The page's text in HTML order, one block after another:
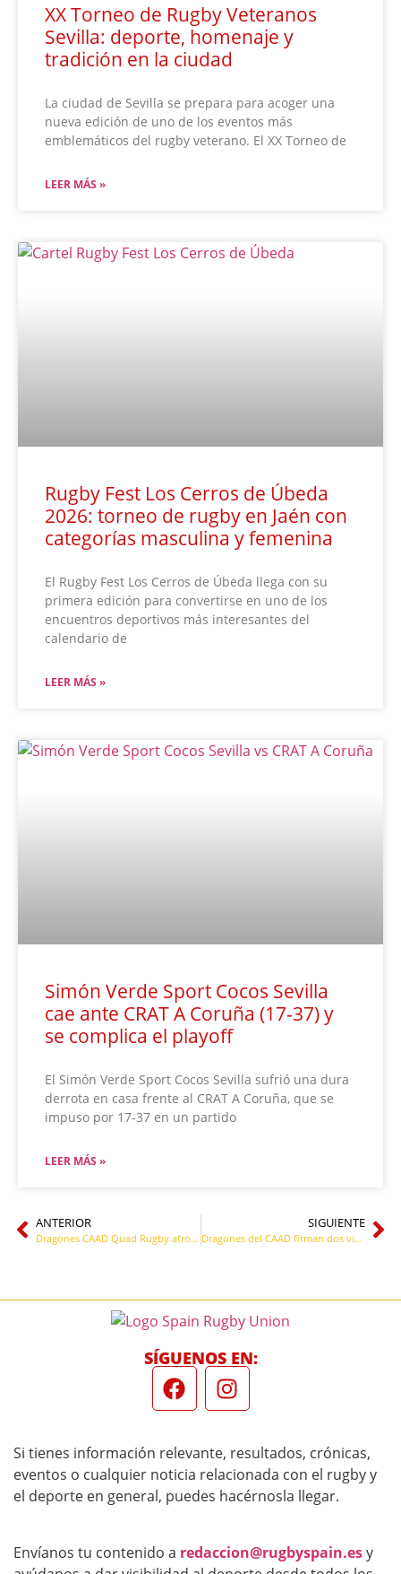
XX Torneo de Rugby Veteranos
Sevilla: deporte, homenaje y
tradición en la ciudad
La ciudad de Sevilla se prepara para acoger una
nueva edición de uno de los eventos más
emblemáticos del rugby veterano. El XX Torneo de
LEER MÁS »
Rugby Fest Los Cerros de Úbeda
2026: torneo de rugby en Jaén con
categorías masculina y femenina
El Rugby Fest Los Cerros de Úbeda llega con su
primera edición para convertirse en uno de los
encuentros deportivos más interesantes del
calendario de
LEER MÁS »
Simón Verde Sport Cocos Sevilla
cae ante CRAT A Coruña (17-37) y
se complica el playoff
El Simón Verde Sport Cocos Sevilla sufrió una dura
derrota en casa frente al CRAT A Coruña, que se
impuso por 17-37 en un partido
LEER MÁS »
ANTERIOR
Dragones CAAD Quad Rugby afronta en Valencia la segunda jornada de la Liga Nacional
SIGUIENTE
Dragones del CAAD firman dos victorias en Valencia y siguen firmes en la Liga Nacional
SÍGUENOS EN:
Si tienes información relevante, resultados, crónicas,
eventos o cualquier noticia relacionada con el rugby y
el deporte en general, puedes hacérnosla llegar.
Envíanos tu contenido a redaccion@rugbyspain.esy